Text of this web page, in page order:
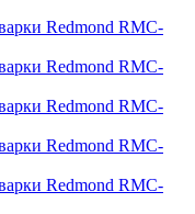
Redmond RMC-
Redmond RMC-
Redmond RMC-
Redmond RMC-
Redmond RMC-